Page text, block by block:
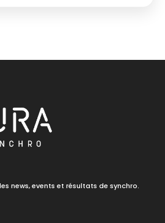
news, events et résultats de synchro.